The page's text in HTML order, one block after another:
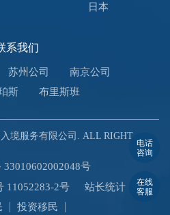
日本
系我们
苏州公司
南京公司
斯 布里斯班
境服务有限公司. ALL RIGHT
33010602002048号
11052283-2号
站长统计
投资移民
电话
咨询
在线
客服